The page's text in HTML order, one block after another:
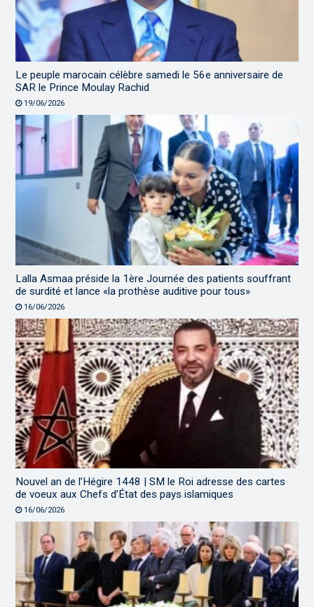
Le peuple marocain célèbre samedi le 56e anniversaire de
SAR le Prince Moulay Rachid
19/06/2026
Lalla Asmaa préside la 1ère Journée des patients souffrant
de surdité et lance «la prothèse auditive pour tous»
16/06/2026
Nouvel an de l’Hégire 1448 | SM le Roi adresse des cartes
de voeux aux Chefs d’État des pays islamiques
16/06/2026